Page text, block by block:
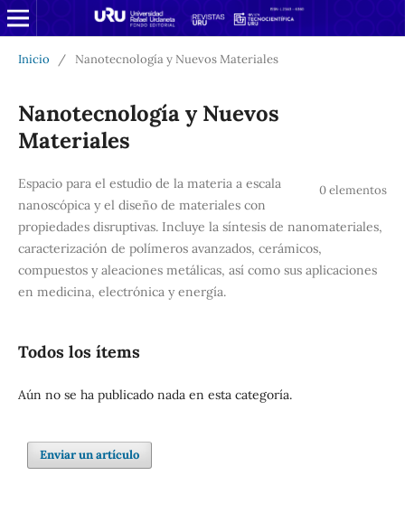
Inicio / Nanotecnología y Nuevos Materiales
Nanotecnología y Nuevos
Materiales
0 elementos
Espacio para el estudio de la materia a escala
nanoscópica y el diseño de materiales con
propiedades disruptivas. Incluye la síntesis de nanomateriales,
caracterización de polímeros avanzados, cerámicos,
compuestos y aleaciones metálicas, así como sus aplicaciones
en medicina, electrónica y energía.
Todos los ítems
Aún no se ha publicado nada en esta categoría.
Enviar un artículo